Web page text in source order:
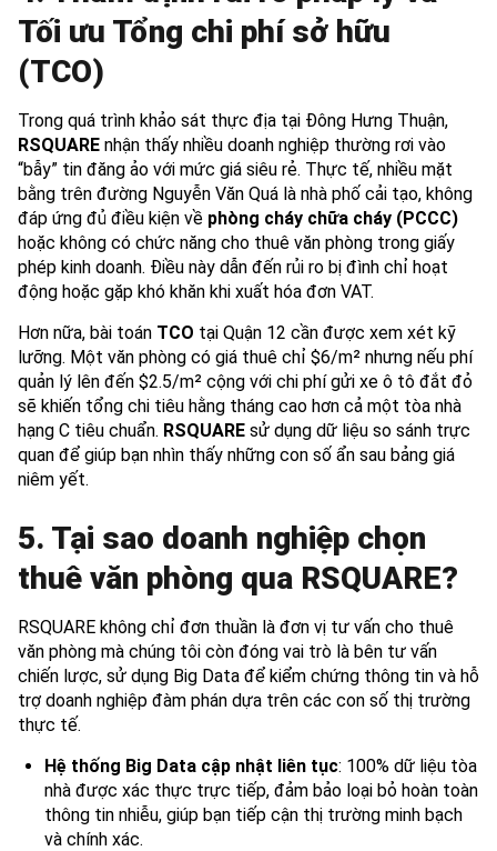
Tối ưu Tổng chi phí sở hữu
(TCO)
Trong quá trình khảo sát thực địa tại Đông Hưng Thuận,
RSQUARE nhận thấy nhiều doanh nghiệp thường rơi vào
“bẫy” tin đăng ảo với mức giá siêu rẻ. Thực tế, nhiều mặt
bằng trên đường Nguyễn Văn Quá là nhà phố cải tạo, không
đáp ứng đủ điều kiện về phòng cháy chữa cháy (PCCC)
hoặc không có chức năng cho thuê văn phòng trong giấy
phép kinh doanh. Điều này dẫn đến rủi ro bị đình chỉ hoạt
động hoặc gặp khó khăn khi xuất hóa đơn VAT.
Hơn nữa, bài toán TCO tại Quận 12 cần được xem xét kỹ
lưỡng. Một văn phòng có giá thuê chỉ $6/m² nhưng nếu phí
quản lý lên đến $2.5/m² cộng với chi phí gửi xe ô tô đắt đỏ
sẽ khiến tổng chi tiêu hằng tháng cao hơn cả một tòa nhà
hạng C tiêu chuẩn. RSQUARE sử dụng dữ liệu so sánh trực
quan để giúp bạn nhìn thấy những con số ẩn sau bảng giá
niêm yết.
5. Tại sao doanh nghiệp chọn
thuê văn phòng qua RSQUARE?
RSQUARE không chỉ đơn thuần là đơn vị tư vấn cho thuê
văn phòng mà chúng tôi còn đóng vai trò là bên tư vấn
chiến lược, sử dụng Big Data để kiểm chứng thông tin và hỗ
trợ doanh nghiệp đàm phán dựa trên các con số thị trường
thực tế.
Hệ thống Big Data cập nhật liên tục: 100% dữ liệu tòa
nhà được xác thực trực tiếp, đảm bảo loại bỏ hoàn toàn
thông tin nhiễu, giúp bạn tiếp cận thị trường minh bạch
và chính xác.